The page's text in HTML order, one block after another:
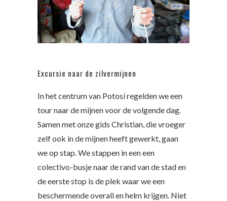
Excursie naar de zilvermijnen
In het centrum van Potosí regelden we een
tour naar de mijnen voor de volgende dag.
Samen met onze gids Christian, die vroeger
zelf ook in de mijnen heeft gewerkt, gaan
we op stap. We stappen in een een
colectivo-busje naar de rand van de stad en
de eerste stop is de plek waar we een
beschermende overall en helm krijgen. Niet